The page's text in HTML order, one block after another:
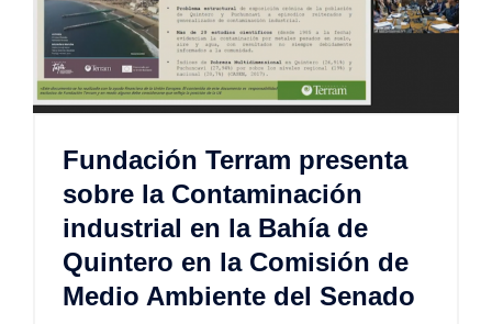
Fundación Terram presenta
sobre la Contaminación
industrial en la Bahía de
Quintero en la Comisión de
Medio Ambiente del Senado